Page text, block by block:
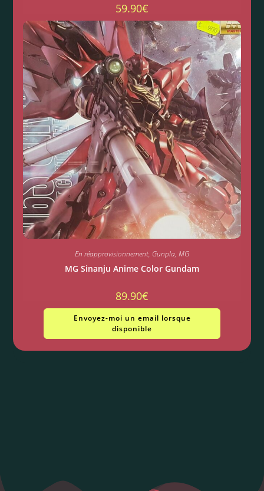
59.90€
En réapprovisionnement, Gunpla, MG
MG Sinanju Anime Color Gundam
89.90€
Envoyez-moi un email lorsque
disponible